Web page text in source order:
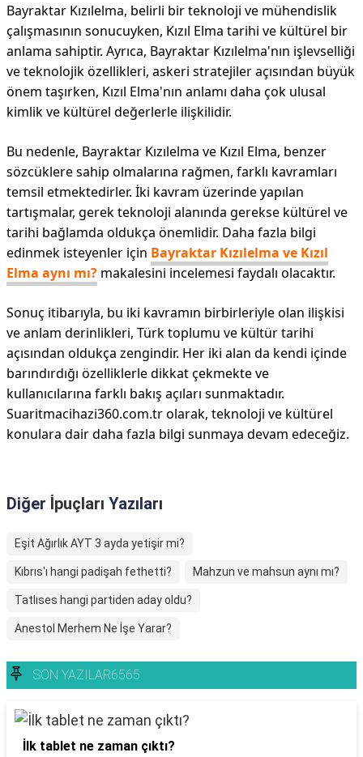
Bayraktar Kızılelma, belirli bir teknoloji ve mühendislik
çalışmasının sonucuyken, Kızıl Elma tarihi ve kültürel bir
anlama sahiptir. Ayrıca, Bayraktar Kızılelma'nın işlevselliği
ve teknolojik özellikleri, askeri stratejiler açısından büyük
önem taşırken, Kızıl Elma'nın anlamı daha çok ulusal
kimlik ve kültürel değerlerle ilişkilidir.
Bu nedenle, Bayraktar Kızılelma ve Kızıl Elma, benzer
sözcüklere sahip olmalarına rağmen, farklı kavramları
temsil etmektedirler. İki kavram üzerinde yapılan
tartışmalar, gerek teknoloji alanında gerekse kültürel ve
tarihi bağlamda oldukça önemlidir. Daha fazla bilgi
edinmek isteyenler için Bayraktar Kızılelma ve Kızıl
Elma aynı mı? makalesini incelemesi faydalı olacaktır.
Sonuç itibarıyla, bu iki kavramın birbirleriyle olan ilişkisi
ve anlam derinlikleri, Türk toplumu ve kültür tarihi
açısından oldukça zengindir. Her iki alan da kendi içinde
barındırdığı özelliklerle dikkat çekmekte ve
kullanıcılarına farklı bakış açıları sunmaktadır.
Suaritmacihazi360.com.tr olarak, teknoloji ve kültürel
konulara dair daha fazla bilgi sunmaya devam edeceğiz.
Diğer İpuçları Yazıları
Eşit Ağırlık AYT 3 ayda yetişir mi?
Kıbrıs'ı hangi padişah fethetti? Mahzun ve mahsun aynı mı?
Tatlıses hangi partiden aday oldu?
Anestol Merhem Ne İşe Yarar?
SON YAZILAR6565
İlk tablet ne zaman çıktı?